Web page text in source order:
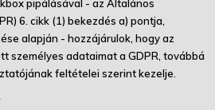
pipálásával - az Általános
6. cikk (1) bekezdés a) pontja,
alapján - hozzájárulok, hogy az
személyes adataimat a GDPR, továbbá
feltételei szerint kezelje.